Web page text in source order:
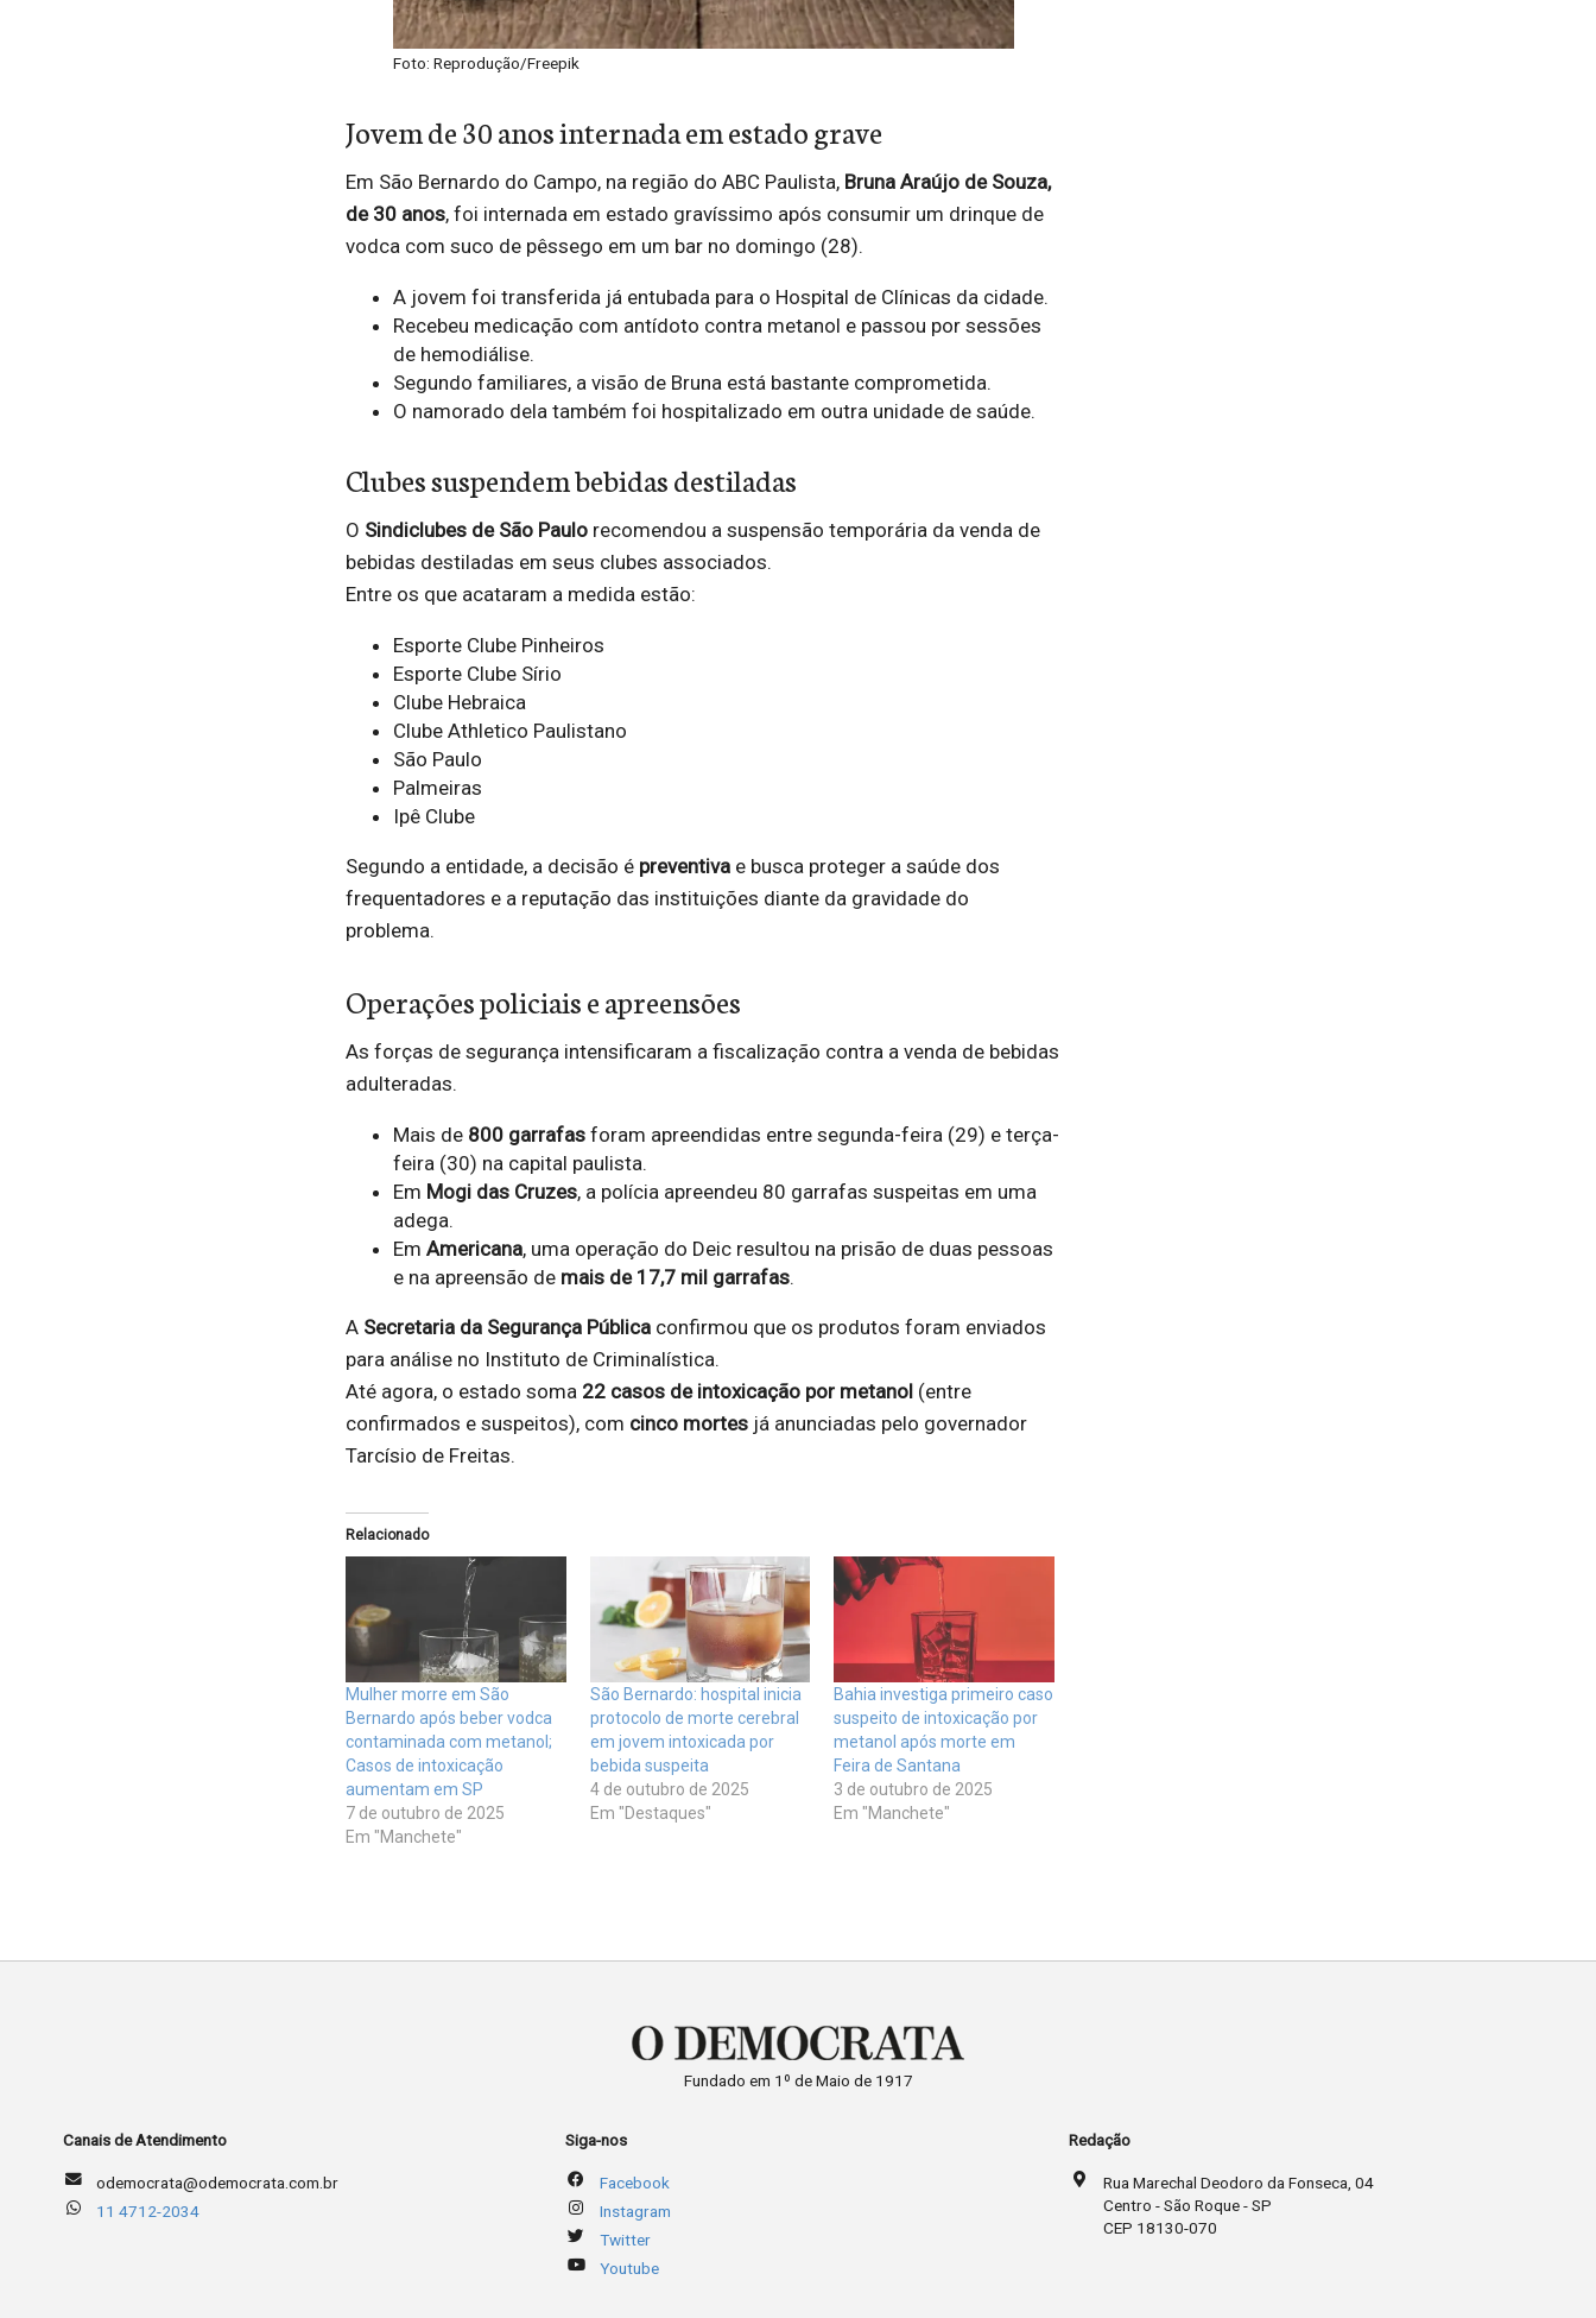
Foto: Reprodução/Freepik
Jovem de 30 anos internada em estado grave
Em São Bernardo do Campo, na região do ABC Paulista, Bruna Araújo de Souza,
de 30 anos, foi internada em estado gravíssimo após consumir um drinque de
vodca com suco de pêssego em um bar no domingo (28).
A jovem foi transferida já entubada para o Hospital de Clínicas da cidade.
Recebeu medicação com antídoto contra metanol e passou por sessões
de hemodiálise.
Segundo familiares, a visão de Bruna está bastante comprometida.
O namorado dela também foi hospitalizado em outra unidade de saúde.
Clubes suspendem bebidas destiladas
O Sindiclubes de São Paulorecomendou a suspensão temporária da venda de
bebidas destiladas em seus clubes associados.
Entre os que acataram a medida estão:
Esporte Clube Pinheiros
Esporte Clube Sírio
Clube Hebraica
Clube Athletico Paulistano
São Paulo
Palmeiras
Ipê Clube
Segundo a entidade, a decisão é preventivae busca proteger a saúde dos
frequentadores e a reputação das instituições diante da gravidade do
problema.
Operações policiais e apreensões
As forças de segurança intensificaram a fiscalização contra a venda de bebidas
adulteradas.
Mais de 800 garrafasforam apreendidas entre segunda-feira (29) e terça-
feira (30) na capital paulista.
Em Mogi das Cruzes, a polícia apreendeu 80 garrafas suspeitas em uma
adega.
Em Americana, uma operação do Deic resultou na prisão de duas pessoas
e na apreensão de mais de 17,7 mil garrafas.
A Secretaria da Segurança Públicaconfirmou que os produtos foram enviados
para análise no Instituto de Criminalística.
Até agora, o estado soma 22 casos de intoxicação por metanol (entre
confirmados e suspeitos), com cinco mortesjá anunciadas pelo governador
Tarcísio de Freitas.
Relacionado
Mulher morre em São
Bernardo após beber vodca
contaminada com metanol;
Casos de intoxicação
aumentam em SP
7 de outubro de 2025
Em "Manchete"
São Bernardo: hospital inicia
protocolo de morte cerebral
em jovem intoxicada por
bebida suspeita
4 de outubro de 2025
Em "Destaques"
Bahia investiga primeiro caso
suspeito de intoxicação por
metanol após morte em
Feira de Santana
3 de outubro de 2025
Em "Manchete"
Fundado em 1º de Maio de 1917
Canais de Atendimento
odemocrata@odemocrata.com.br
11 4712-2034
Siga-nos
Facebook
Instagram
Twitter
Youtube
Redação
Rua Marechal Deodoro da Fonseca, 04
Centro - São Roque - SP
CEP 18130-070